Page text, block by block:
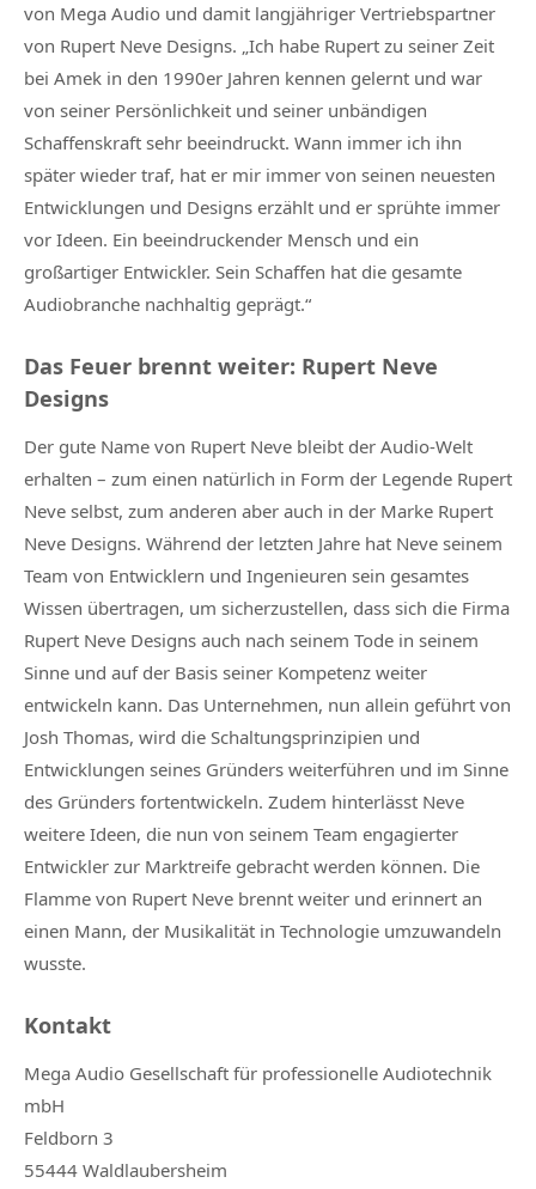
von Mega Audio und damit langjähriger Vertriebspartner
von Rupert Neve Designs. „Ich habe Rupert zu seiner Zeit
bei Amek in den 1990er Jahren kennen gelernt und war
von seiner Persönlichkeit und seiner unbändigen
Schaffenskraft sehr beeindruckt. Wann immer ich ihn
später wieder traf, hat er mir immer von seinen neuesten
Entwicklungen und Designs erzählt und er sprühte immer
vor Ideen. Ein beeindruckender Mensch und ein
großartiger Entwickler. Sein Schaffen hat die gesamte
Audiobranche nachhaltig geprägt.“
Das Feuer brennt weiter: Rupert Neve
Designs
Der gute Name von Rupert Neve bleibt der Audio-Welt
erhalten – zum einen natürlich in Form der Legende Rupert
Neve selbst, zum anderen aber auch in der Marke Rupert
Neve Designs. Während der letzten Jahre hat Neve seinem
Team von Entwicklern und Ingenieuren sein gesamtes
Wissen übertragen, um sicherzustellen, dass sich die Firma
Rupert Neve Designs auch nach seinem Tode in seinem
Sinne und auf der Basis seiner Kompetenz weiter
entwickeln kann. Das Unternehmen, nun allein geführt von
Josh Thomas, wird die Schaltungsprinzipien und
Entwicklungen seines Gründers weiterführen und im Sinne
des Gründers fortentwickeln. Zudem hinterlässt Neve
weitere Ideen, die nun von seinem Team engagierter
Entwickler zur Marktreife gebracht werden können. Die
Flamme von Rupert Neve brennt weiter und erinnert an
einen Mann, der Musikalität in Technologie umzuwandeln
wusste.
Kontakt
Mega Audio Gesellschaft für professionelle Audiotechnik
mbH
Feldborn 3
55444 Waldlaubersheim